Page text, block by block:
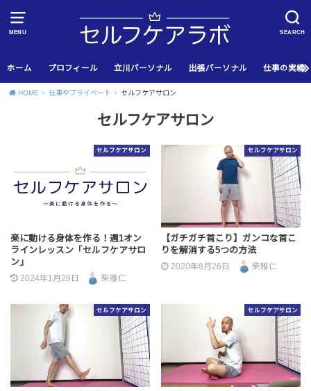
MENU SEARCH
ホーム プロフィール 立川パーソナル 出張パーソナル 仕事の実績
HOME 仕事やプライベート セルフケアサロン
セルフケアサロン
セルフケアサロン
楽に動ける身体を作る！週1オン
ラインレッスン「セルフケアサロ
ン」
2024年1月29日 柴雅仁
セルフケアサロン
【ガチガチ首こり】ガンコな首こ
りを解消する5つの方法
2020年8月26日 柴雅仁
セルフケアサロン セルフケアサロン